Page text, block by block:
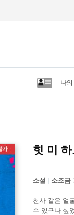
나의
힛 미
소설 소조금
천사 같은 얼
수 있구나 싶